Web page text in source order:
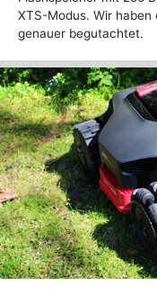
XTS-Modus. Wir
genauer begutachtet.